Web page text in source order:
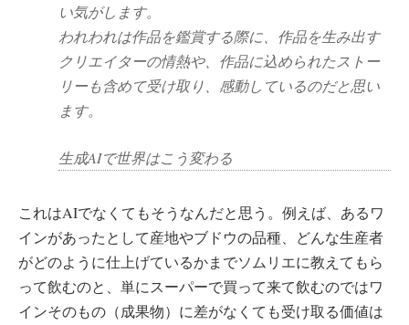
い気がします。
われわれは作品を鑑賞する際に、作品を生み出す
クリエイターの情熱や、作品に込められたストー
リーも含めて受け取り、感動しているのだと思い
ます。
生成AIで世界はこう変わる
これはAIでなくてもそうなんだと思う。例えば、あるワ
インがあったとして産地やブドウの品種、どんな生産者
がどのように仕上げているかまでソムリエに教えてもら
って飲むのと、単にスーパーで買って来て飲むのではワ
インそのもの（成果物）に差がなくても受け取る価値は